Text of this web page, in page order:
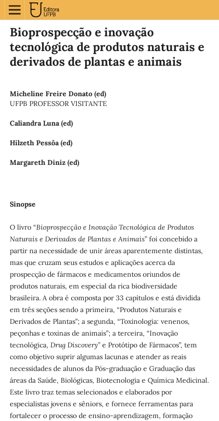
Bioprospecção e inovação
tecnológica de produtos naturais e
derivados de plantas e animais
Micheline Freire Donato (ed)
UFPB PROFESSOR VISITANTE
Caliandra Luna (ed)
Hilzeth Pessôa (ed)
Margareth Diniz (ed)
Sinopse
O livro “Bioprospecção e Inovação Tecnológica de Produtos
Naturais e Derivados de Plantas e Animais” foi concebido a
partir na necessidade de unir áreas aparentemente distintas,
mas que cruzam seus estudos e aplicações acerca da
prospecção de fármacos e medicamentos oriundos de
produtos naturais, em especial da rica biodiversidade
brasileira. A obra é composta por 33 capítulos e está dividida
em três seções sendo a primeira, “Produtos Naturais e
Derivados de Plantas”; a segunda, “Toxinologia: venenos,
peçonhas e toxinas de animais”; a terceira, “Inovação
tecnológica, Drug Discovery”e Protótipo de Fármacos”, tem
como objetivo suprir algumas lacunas e atender as reais
necessidades de alunos da Pós-graduação e Graduação das
áreas da Saúde, Biológicas, Biotecnologia e Química Medicinal.
Este livro traz temas selecionados e elaborados por
especialistas jovens e sêniors, e fornece ferramentas para
fortalecer o processo de ensino-aprendizagem, formação